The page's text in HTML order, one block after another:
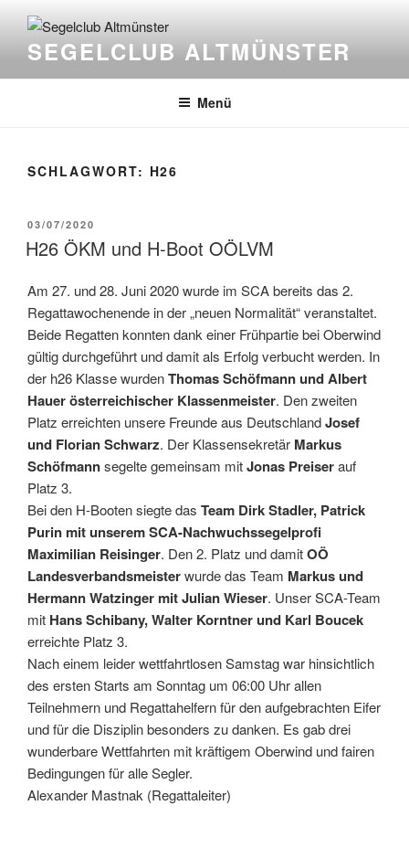
Inhalt
springenSEGELCLUB ALTMÜNSTER
Menü
SCHLAGWORT: H26
VERÖFFENTLICHT
AM
03/07/2020
H26 ÖKM und H-Boot OÖLVM
Am 27. und 28. Juni 2020 wurde im SCA bereits das 2.
Regattawochenende in der „neuen Normalität“ veranstaltet.
Beide Regatten konnten dank einer Frühpartie bei Oberwind
gültig durchgeführt und damit als Erfolg verbucht werden. In
der h26 Klasse wurdenThomas Schöfmann und Albert
Hauer österreichischer Klassenmeister. Den zweiten
Platz erreichten unsere Freunde aus DeutschlandJosef
und Florian Schwarz. Der Klassensekretär Markus
Schöfmannsegelte gemeinsam mitJonas Preiserauf
Platz 3.
Bei den H-Booten siegte das Team Dirk Stadler, Patrick
Purin mit unserem SCA-Nachwuchssegelprofi
Maximilian Reisinger. Den 2. Platz und damitOÖ
Landesverbandsmeisterwurde das Team Markus und
Hermann Watzinger mit Julian Wieser. Unser SCA-Team
mit Hans Schibany, Walter Korntner und Karl Boucek
erreichte Platz 3.
Nach einem leider wettfahrtlosen Samstag war hinsichtlich
des ersten Starts am Sonntag um 06:00 Uhr allen
Teilnehmern und Regattahelfern für den aufgebrachten Eifer
und für die Disziplin besonders zu danken. Es gab drei
wunderbare Wettfahrten mit kräftigem Oberwind und fairen
Bedingungen für alle Segler.
Alexander Mastnak (Regattaleiter)